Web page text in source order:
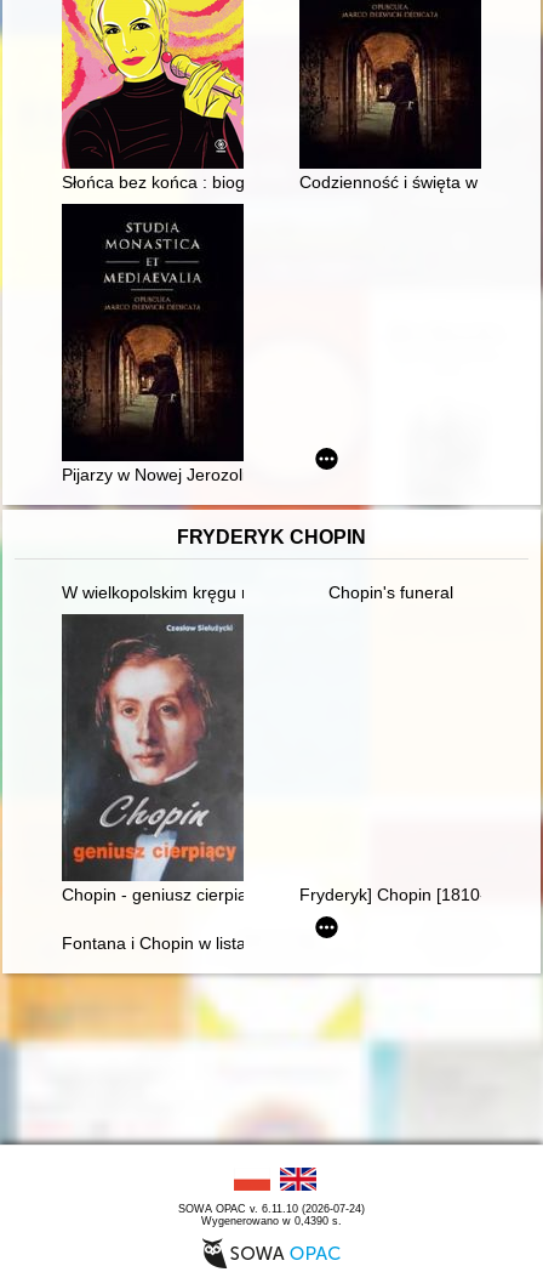
Słońca bez końca : biografia KoryCodzienność i święta w
Pijarzy w Nowej Jerozolimie : pierwsze ćwierćwiecze Szkół
FRYDERYK CHOPIN
W wielkopolskim kręgu rodziny Fryderyka Chopina
Chopin's funeral
Chopin - geniusz cierpiący Fryderyk] Chopin [1810-1849]
Fontana i Chopin w listach
SOWA OPAC v. 6.11.10 (2026-07-24)
Wygenerowano w 0,4390 s.